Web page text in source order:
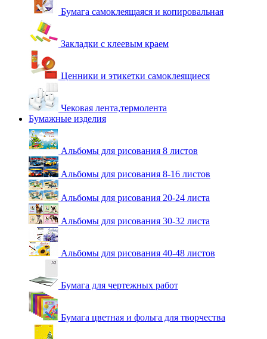
Бумага самоклеящаяся и копировальная
Закладки с клеевым краем
Ценники и этикетки самоклеящиеся
Чековая лента,термолента
Бумажные изделия
Альбомы для рисования 8 листов
Альбомы для рисования 8-16 листов
Альбомы для рисования 20-24 листа
Альбомы для рисования 30-32 листа
Альбомы для рисования 40-48 листов
Бумага для чертежных работ
Бумага цветная и фольга для творчества